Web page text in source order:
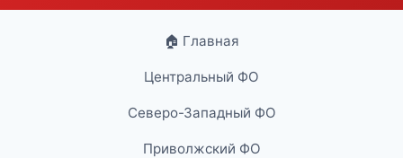
🏠 Главная
Центральный ФО
Северо-Западный ФО
Приволжский ФО